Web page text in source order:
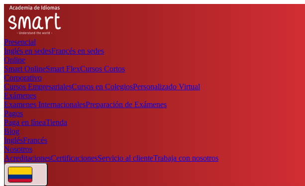
Presencial
Inglés en sedesFrancés en sedes
Online
Smart OnlineSmart FlexCursos Cortos
Corporativo
Cursos EmpresarialesCursos en ColegiosPersonalizado Virtual
Exámenes
Examenes InternacionalesPreparación de Exámenes
Pagos
Paga en líneaTienda
Blog
InglésFrancés
Nosotros
AcreditacionesCertificacionesServicio al clienteTrabaja con nosotros